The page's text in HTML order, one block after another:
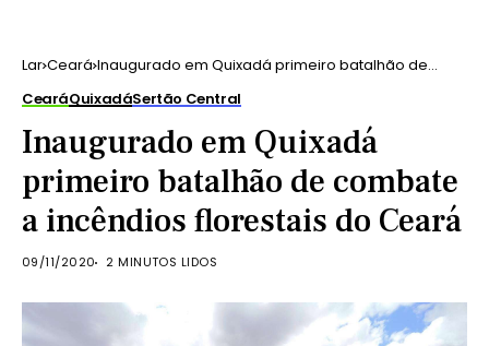
Lar Ceará Inaugurado em Quixadá primeiro batalhão de
CearáQuixadáSertão Central
Inaugurado em Quixadá
primeiro batalhão de combate
a incêndios florestais do Ceará
09/11/2020 2 MINUTOS LIDOS